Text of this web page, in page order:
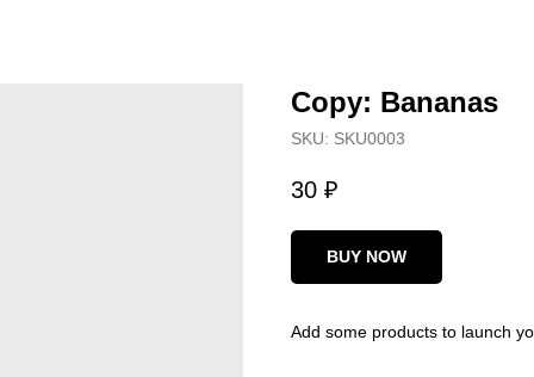
Copy: Bananas
SKU: SKU0003
30 ₽
BUY NOW
Add some products to launch